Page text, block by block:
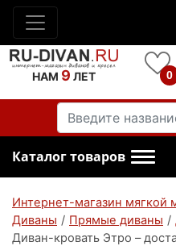
НАМ 9 ЛЕТ 0
Каталог товаров
Интернет-магазин мягкой
Диваны / Прямые диваны /
Диван-кровать Этро –